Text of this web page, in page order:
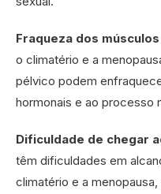
Fraqueza dos
o climatério e a
pélvico podem
hormonais e ao processo
Dificuldade de chegar
têm dificuldades em
climatério e a